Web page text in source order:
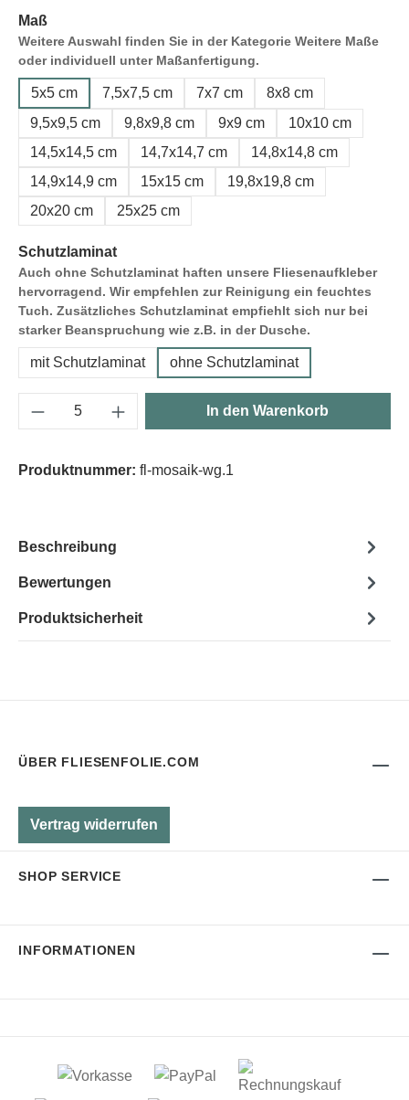
Maß
Weitere Auswahl finden Sie in der Kategorie Weitere Maße
oder individuell unter Maßanfertigung.
5x5 cm 7,5x7,5 cm 7x7 cm
8x8 cm
9,5x9,5 cm
9,8x9,8 cm 9x9 cm
10x10 cm
14,5x14,5 cm
14,7x14,7 cm
14,8x14,8 cm
14,9x14,9 cm
15x15 cm
19,8x19,8 cm
20x20 cm
25x25 cm
Schutzlaminat
Auch ohne Schutzlaminat haften unsere Fliesenaufkleber
hervorragend. Wir empfehlen zur Reinigung ein feuchtes
Tuch. Zusätzliches Schutzlaminat empfiehlt sich nur bei
starker Beanspruchung wie z.B. in der Dusche.
mit Schutzlaminat ohne Schutzlaminat
Produkt Anzahl: Gib den gewünschten
In den Warenkorb
Produktnummer: fl-mosaik-wg.1
Beschreibung
Bewertungen
Produktsicherheit
ÜBER FLIESENFOLIE.COM
Vertrag widerrufen
SHOP SERVICE
INFORMATIONEN